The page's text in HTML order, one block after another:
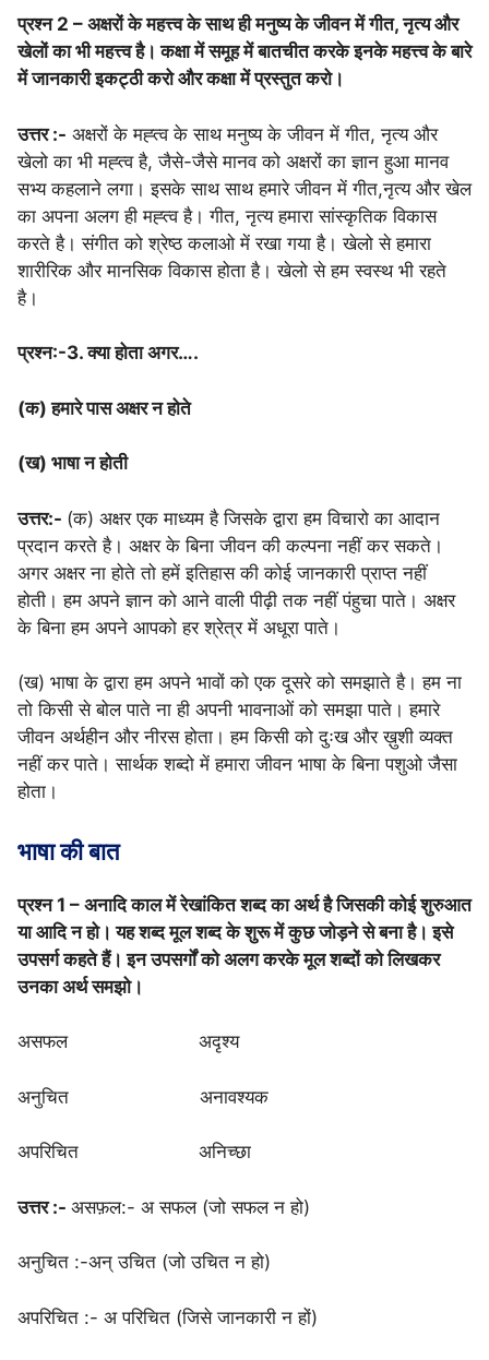
प्रश्न 2 – अक्षरों के महत्त्व के साथ ही मनुष्य के जीवन में गीत, नृत्य और
खेलों का भी महत्त्व है। कक्षा में समूह में बातचीत करके इनके महत्त्व के बारे
में जानकारी इकट्ठी करो और कक्षा में प्रस्तुत करो।
उत्तर :- अक्षरों के मह्त्व के साथ मनुष्य के जीवन में गीत, नृत्य और
खेलो का भी मह्त्व है, जैसे-जैसे मानव को अक्षरों का ज्ञान हुआ मानव
सभ्य कहलाने लगा। इसके साथ साथ हमारे जीवन में गीत,नृत्य और खेल
का अपना अलग ही मह्त्व है। गीत, नृत्य हमारा सांस्कृतिक विकास
करते है। संगीत को श्रेष्ठ कलाओ में रखा गया है। खेलो से हमारा
शारीरिक और मानसिक विकास होता है। खेलो से हम स्वस्थ भी रहते
है।
प्रश्न:-3. क्या होता अगर….
(क) हमारे पास अक्षर न होते
(ख) भाषा न होती
उत्तर:- (क) अक्षर एक माध्यम है जिसके द्वारा हम विचारो का आदान
प्रदान करते है। अक्षर के बिना जीवन की कल्पना नहीं कर सकते।
अगर अक्षर ना होते तो हमें इतिहास की कोई जानकारी प्राप्त नहीं
होती। हम अपने ज्ञान को आने वाली पीढ़ी तक नहीं पंहुचा पाते। अक्षर
के बिना हम अपने आपको हर श्रेत्र में अधूरा पाते।
(ख) भाषा के द्वारा हम अपने भावों को एक दूसरे को समझाते है। हम ना
तो किसी से बोल पाते ना ही अपनी भावनाओं को समझा पाते। हमारे
जीवन अर्थहीन और नीरस होता। हम किसी को दुःख और ख़ुशी व्यक्त
नहीं कर पाते। सार्थक शब्दो में हमारा जीवन भाषा के बिना पशुओ जैसा
होता।
भाषा की बात
प्रश्न 1 – अनादि काल में रेखांकित शब्द का अर्थ है जिसकी कोई शुरुआत
या आदि न हो। यह शब्द मूल शब्द के शुरू में कुछ जोड़ने से बना है। इसे
उपसर्ग कहते हैं। इन उपसर्गों को अलग करके मूल शब्दों को लिखकर
उनका अर्थ समझो।
असफल अदृश्य
अनुचित अनावश्यक
अपरिचित अनिच्छा
उत्तर :- असफ़ल:- अ सफल (जो सफल न हो)
अनुचित :-अन् उचित (जो उचित न हो)
अपरिचित :- अ परिचित (जिसे जानकारी न हों)